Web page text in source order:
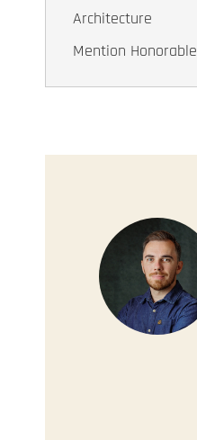
Architecture
Mention Honorable